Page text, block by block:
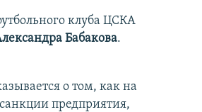
клуба ЦСКА
Бабакова.
о том, как на
предприятия,